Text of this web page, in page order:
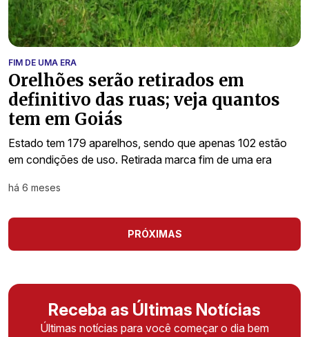
FIM DE UMA ERA
Orelhões serão retirados em
definitivo das ruas; veja quantos
tem em Goiás
Estado tem 179 aparelhos, sendo que apenas 102 estão
em condições de uso. Retirada marca fim de uma era
há 6 meses
PRÓXIMAS
Receba as Últimas Notícias
Últimas notícias para você começar o dia bem